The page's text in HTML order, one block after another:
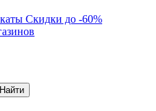
Скидки до -60%
Найти